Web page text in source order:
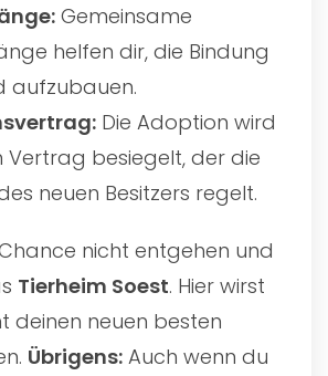
Gemeinsame
helfen dir, die Bindung
aufzubauen.
Die Adoption wird
Vertrag besiegelt, der die
neuen Besitzers regelt.
nicht entgehen und
Tierheim Soest. Hier wirst
deinen neuen besten
Übrigens: Auch wenn du